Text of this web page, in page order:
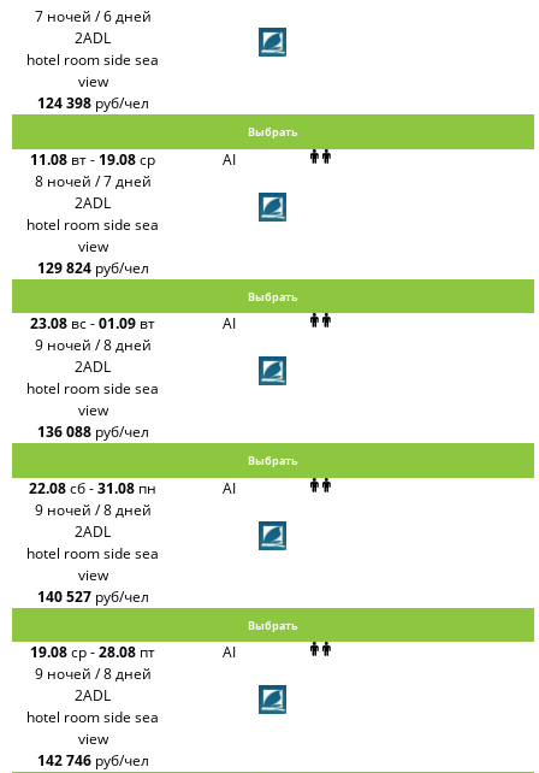
7 ночей / 6 дней
2ADL
hotel room side sea
view
124 398 руб/чел
Выбрать
11.08 вт- 19.08ср
8 ночей / 7 дней
AI
2ADL
hotel room side sea
view
129 824 руб/чел
Выбрать
23.08 вс-01.09 вт
9 ночей / 8 дней
AI
2ADL
hotel room side sea
view
136 088 руб/чел
Выбрать
22.08сб-31.08 пн
9 ночей / 8 дней
AI
2ADL
hotel room side sea
view
140 527 руб/чел
Выбрать
19.08ср-28.08 пт
9 ночей / 8 дней
AI
2ADL
hotel room side sea
view
142 746 руб/чел